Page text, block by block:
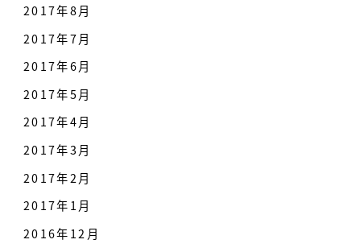
2017年8月
2017年7月
2017年6月
2017年5月
2017年4月
2017年3月
2017年2月
2017年1月
2016年12月